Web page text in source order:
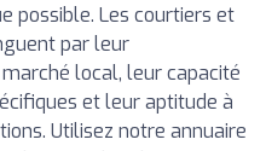
possible. Les courtiers et
par leur
local, leur capacité
et leur aptitude à
Utilisez notre annuaire